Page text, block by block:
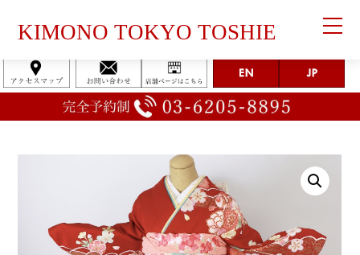
KIMONO TOKYO TOSHIE